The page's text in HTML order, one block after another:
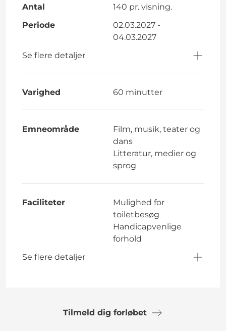
Antal
140 pr. visning.
Periode
02.03.2027 -
04.03.2027
Se flere detaljer
Varighed 60 minutter
Emneområde
Film, musik, teater og
dans
Litteratur, medier og
sprog
Faciliteter
Mulighed for
toiletbesøg
Handicapvenlige
forhold
Se flere detaljer
Tilmeld dig forløbet